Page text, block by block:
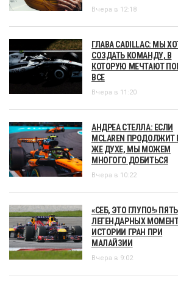
Вчера в 12:18
ГЛАВА CADILLAC: МЫ
СОЗДАТЬ КОМАНДУ, В
КОТОРУЮ МЕЧТАЮТ
ВСЕ
Вчера в 11:20
АНДРЕА СТЕЛЛА: ЕСЛИ
MCLAREN ПРОДОЛЖИТ
ЖЕ ДУХЕ, МЫ МОЖЕМ
МНОГОГО ДОБИТЬСЯ
Вчера в 10:22
«СЕБ, ЭТО ГЛУПО!» ПЯТЬ
ЛЕГЕНДАРНЫХ
ИСТОРИИ ГРАН ПРИ
МАЛАЙЗИИ
Вчера в 9:02